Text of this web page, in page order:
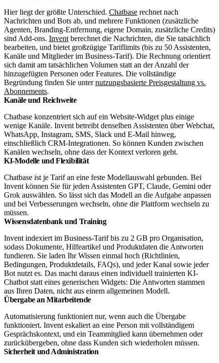
Hier liegt der größte Unterschied. Chatbase rechnet nach
Nachrichten und Bots ab, und mehrere Funktionen (zusätzliche
Agenten, Branding-Entfernung, eigene Domain, zusätzliche Credits)
sind Add-ons. Invent berechnet die Nachrichten, die Sie tatsächlich
bearbeiten, und bietet großzügige Tariflimits (bis zu 50 Assistenten,
Kanäle und Mitglieder im Business-Tarif). Die Rechnung orientiert
sich damit am tatsächlichen Volumen statt an der Anzahl der
hinzugefügten Personen oder Features. Die vollständige
Begründung finden Sie unternutzungsbasierte Preisgestaltung vs.
Abonnements.
Kanäle und Reichweite
Chatbase konzentriert sich auf ein Website-Widget plus einige
wenige Kanäle. Invent betreibt denselben Assistenten über Webchat,
WhatsApp, Instagram, SMS, Slack und E-Mail hinweg,
einschließlich CRM-Integrationen. So können Kunden zwischen
Kanälen wechseln, ohne dass der Kontext verloren geht.
KI-Modelle und Flexibilität
Chatbase ist je Tarif an eine feste Modellauswahl gebunden. Bei
Invent können Sie für jeden Assistenten GPT, Claude, Gemini oder
Grok auswählen. So lässt sich das Modell an die Aufgabe anpassen
und bei Verbesserungen wechseln, ohne die Plattform wechseln zu
müssen.
Wissensdatenbank und Training
Invent indexiert im Business-Tarif bis zu 2 GB pro Organisation,
sodass Dokumente, Hilfeartikel und Produktdaten die Antworten
fundieren. Sie laden Ihr Wissen einmal hoch (Richtlinien,
Bedingungen, Produktdetails, FAQs), und jeder Kanal sowie jeder
Bot nutzt es. Das macht daraus einen individuell trainierten KI-
Chatbot statt eines generischen Widgets: Die Antworten stammen
aus Ihren Daten, nicht aus einem allgemeinen Modell.
Übergabe an Mitarbeitende
Automatisierung funktioniert nur, wenn auch die Übergabe
funktioniert. Invent eskaliert an eine Person mit vollständigem
Gesprächskontext, und ein Teammitglied kann übernehmen oder
zurückübergeben, ohne dass Kunden sich wiederholen müssen.
Sicherheit und Administration